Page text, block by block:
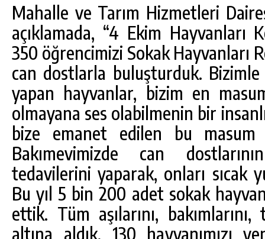
Mahalle ve Tarım Hizmetleri
açıklamada, “4 Ekim Hayvanları
350 öğrencimizi Sokak Hayvanları
can dostlarla buluşturduk.
yapan hayvanlar, bizim en
olmayana ses olabilmenin bir
bize emanet edilen bu masum
Bakımevimizde can
tedavilerini yaparak, onları sıcak
Bu yıl 5 bin 200 adet sokak
ettik. Tüm aşılarını,
altına aldık, 130 hayvanımızı